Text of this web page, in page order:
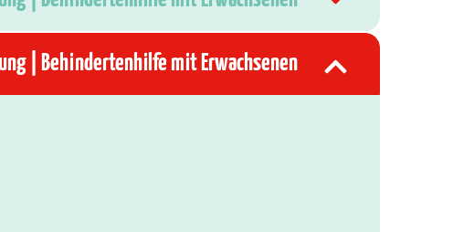
| Behindertenhilfe mit Erwachsenen